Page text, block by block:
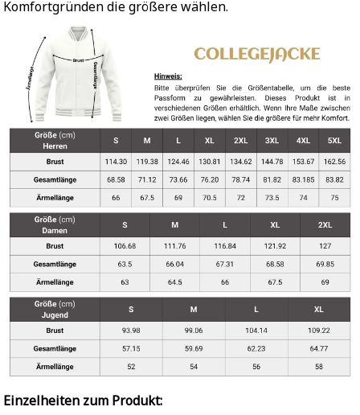
Komfortgründen die größere wählen.
Einzelheiten zum Produkt: